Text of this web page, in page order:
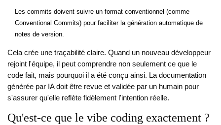
Les commits doivent suivre un format conventionnel (comme
Conventional Commits) pour faciliter la génération automatique de
notes de version.
Cela crée une traçabilité claire. Quand un nouveau développeur
rejoint l'équipe, il peut comprendre non seulement ce que le
code fait, mais pourquoi il a été conçu ainsi. La documentation
générée par IA doit être revue et validée par un humain pour
s'assurer qu'elle reflète fidèlement l'intention réelle.
Qu'est-ce que le vibe coding exactement ?